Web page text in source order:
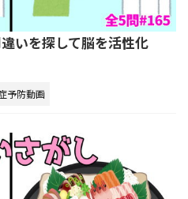
いを探して脳を活性化
予防動画